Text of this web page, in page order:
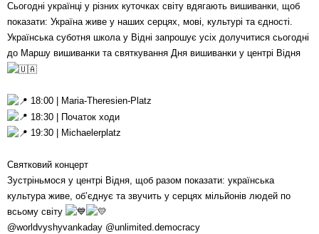
Сьогодні українці у різних куточках світу вдягають вишиванки, щоб
показати: Україна живе у наших серцях, мові, культурі та єдності.
Українська суботня школа у Відні запрошує усіх долучитися сьогодні
до Маршу вишиванки та святкування Дня вишиванки у центрі Відня
18:00 | Maria-Theresien-Platz
18:30 | Початок ходи
19:30 | Michaelerplatz
Святковий концерт
Зустріньмося у центрі Відня, щоб разом показати: українська
культура живе, об’єднує та звучить у серцях мільйонів людей по
всьому світу
@worldvyshyvankaday @unlimited.democracy